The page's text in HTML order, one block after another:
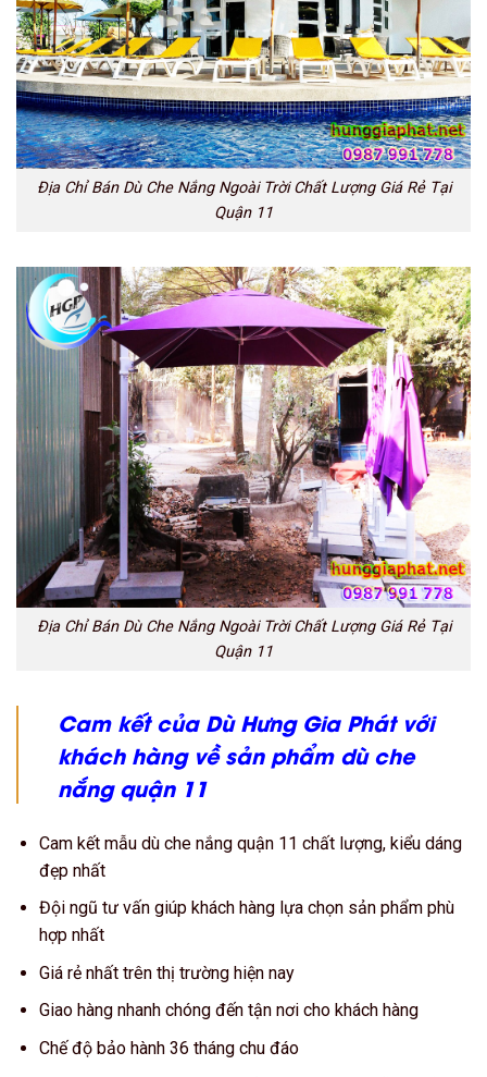
Địa Chỉ Bán Dù Che Nắng Ngoài Trời Chất Lượng Giá Rẻ Tại
Quận 11
Địa Chỉ Bán Dù Che Nắng Ngoài Trời Chất Lượng Giá Rẻ Tại
Quận 11
Cam kết của Dù Hưng Gia Phát với
khách hàng về sản phẩm dù che
nắng quận 11
Cam kết mẫu dù che nắng quận 11 chất lượng, kiểu dáng
đẹp nhất
Đội ngũ tư vấn giúp khách hàng lựa chọn sản phẩm phù
hợp nhất
Giá rẻ nhất trên thị trường hiện nay
Giao hàng nhanh chóng đến tận nơi cho khách hàng
Chế độ bảo hành 36 tháng chu đáo